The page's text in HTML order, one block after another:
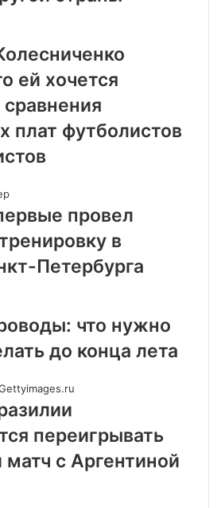
ей хочется
сравнения
плат футболистов
провел
в
Петербурга
что нужно
до конца лета
переигрывать
с Аргентиной